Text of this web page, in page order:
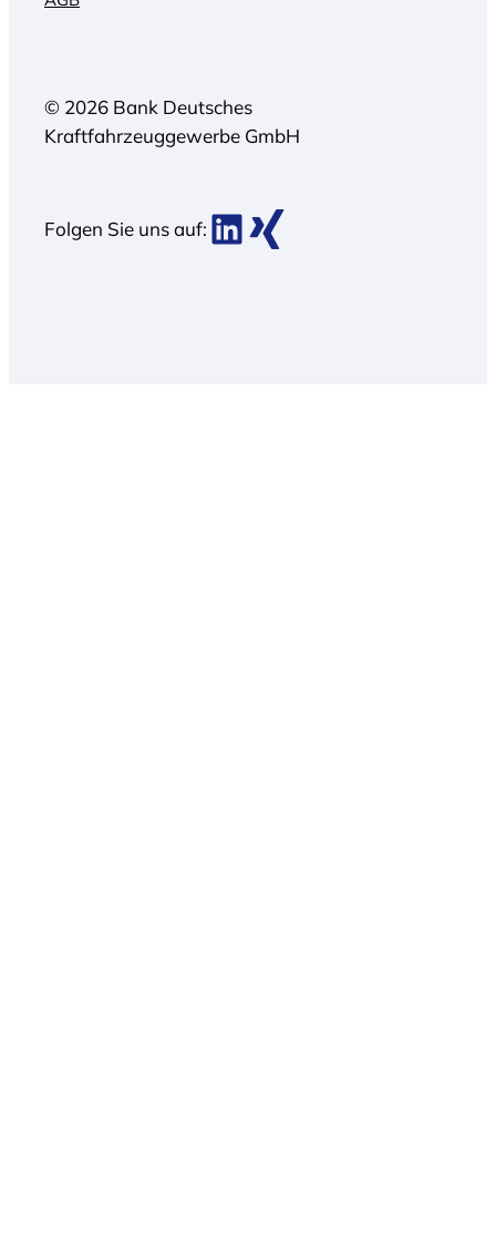
© 2026 Bank Deutsches
Kraftfahrzeuggewerbe GmbH
Folgen Sie uns auf: BDK bei LinkedIn
BDK bei Xing